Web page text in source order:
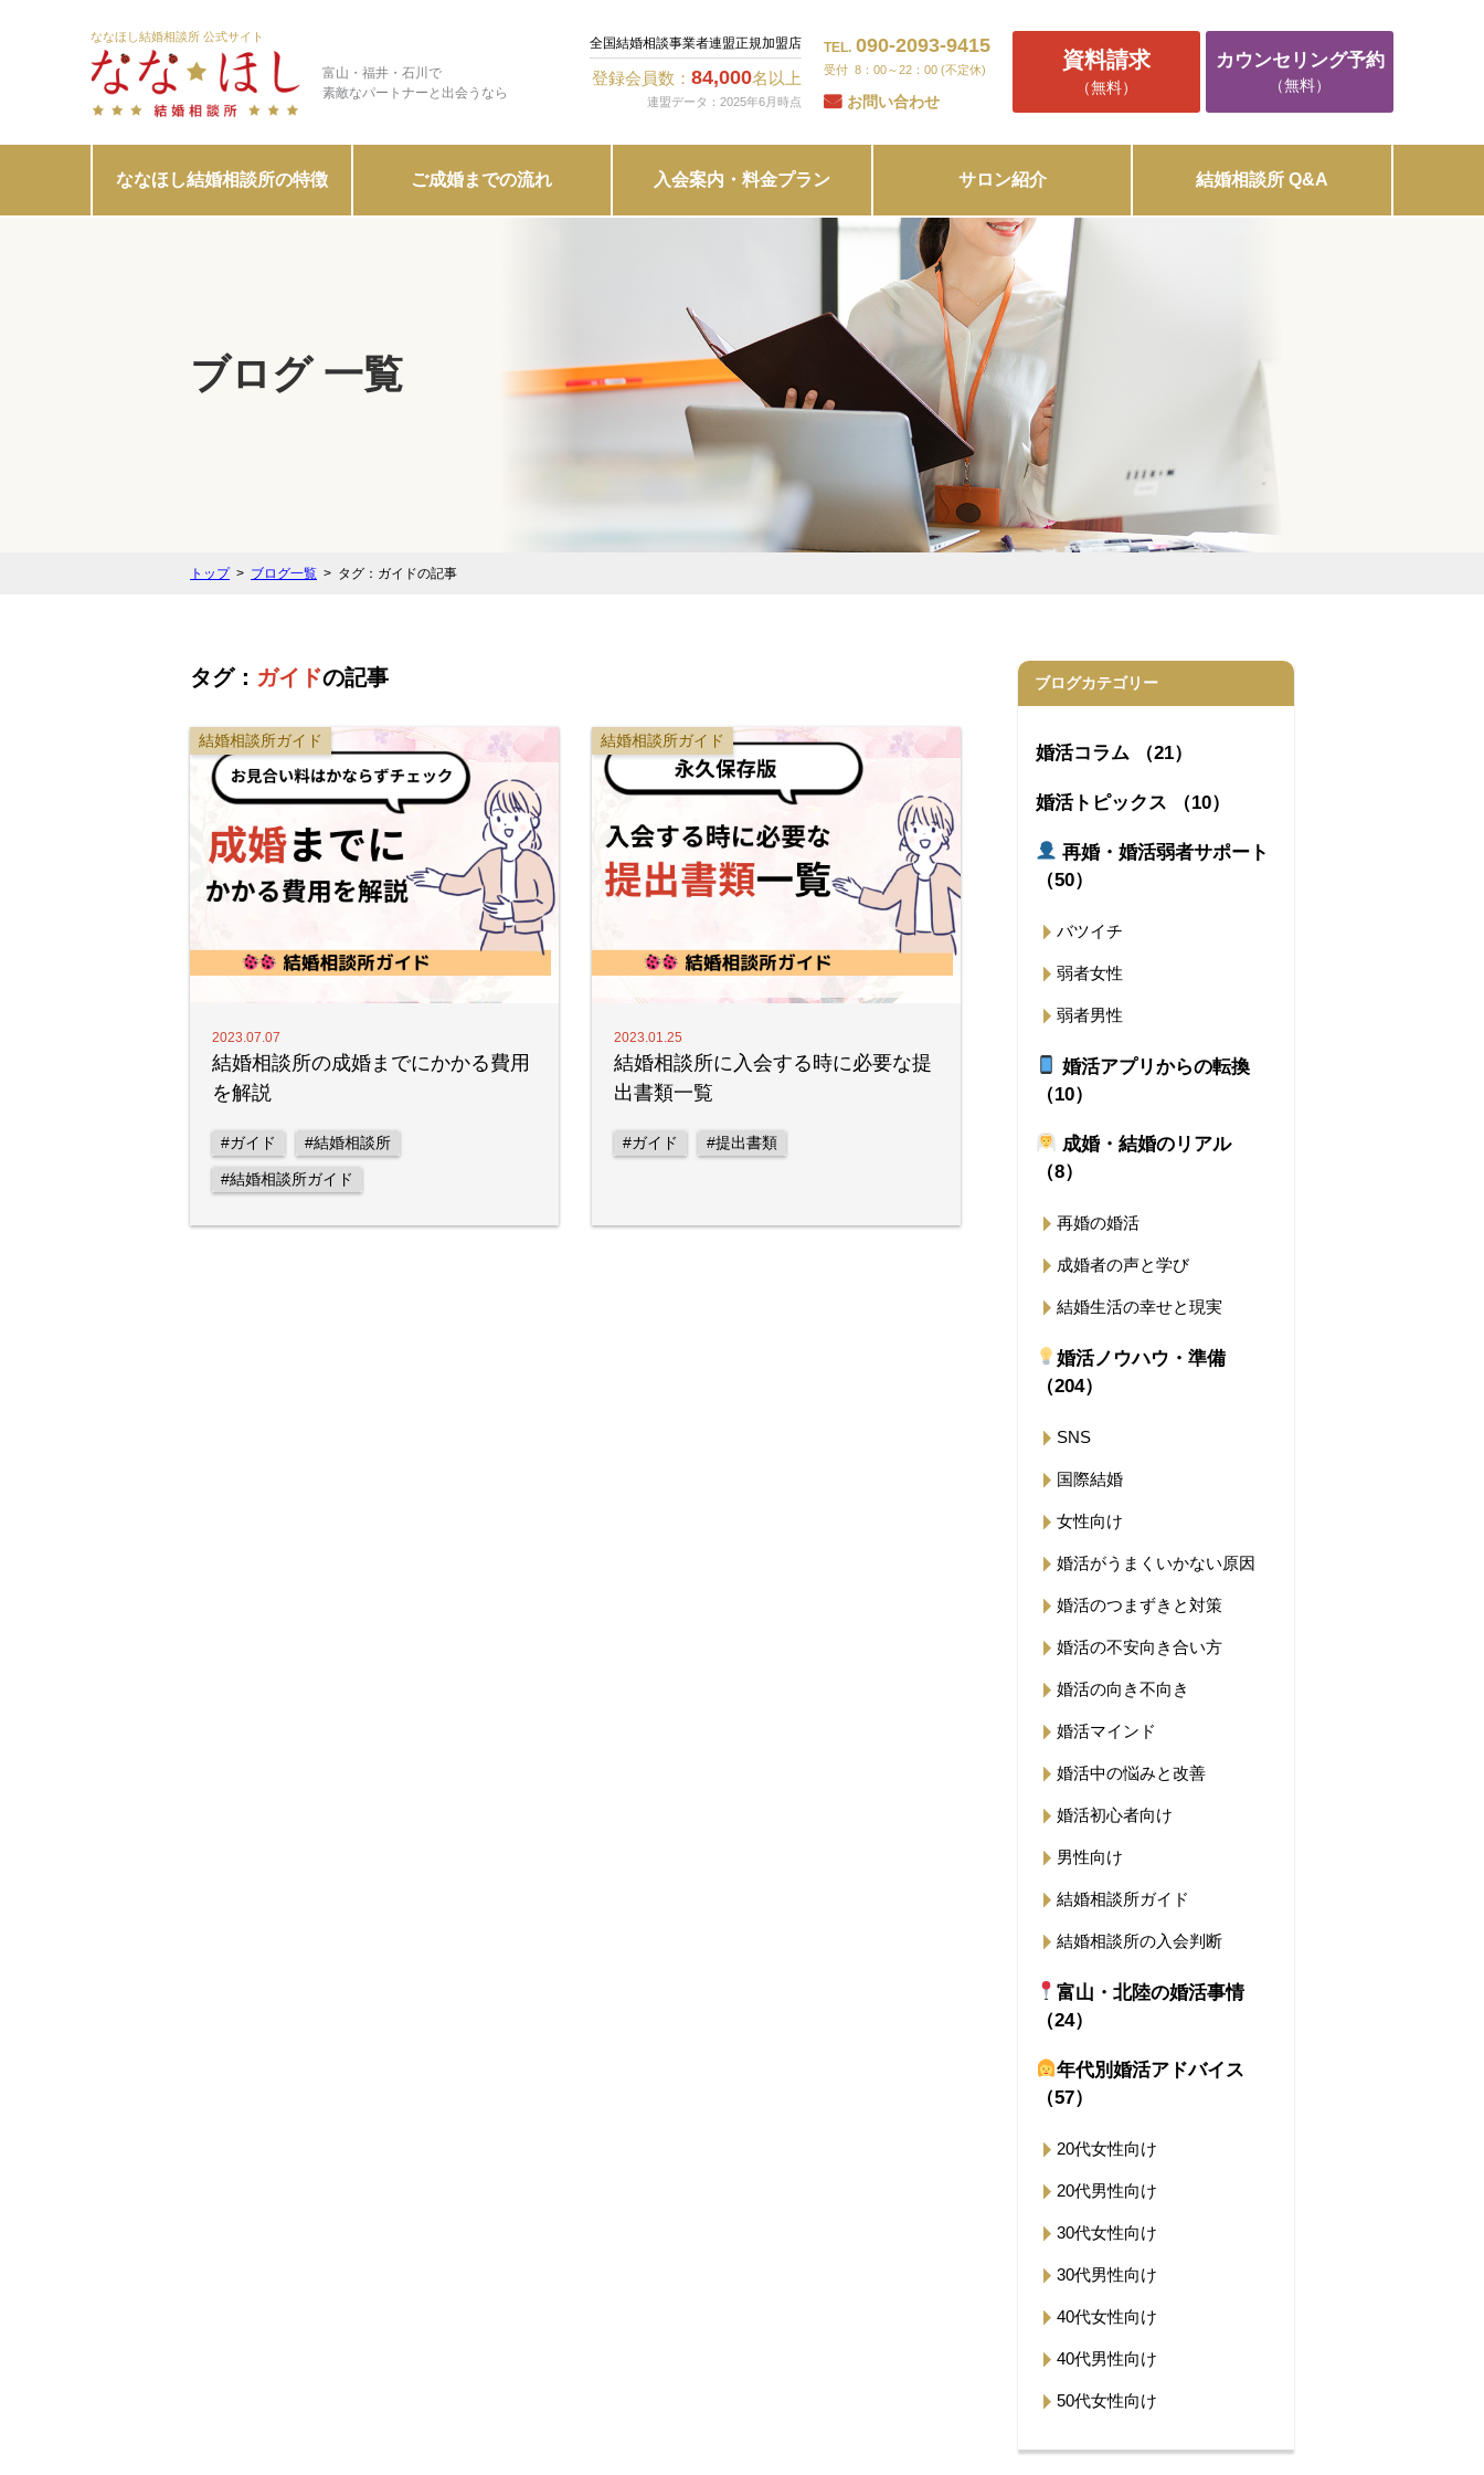
ななほし結婚相談所 公式サイト
富山・福井・石川で
素敵なパートナーと出会うなら
全国結婚相談事業者連盟正規加盟店
登録会員数： 84,000名以上
連盟データ：2025年6月時点
TEL. 090-2093-9415
8：00～22：00 (不定休)
お問い合わせ
資料請求
（無料）
カウンセリング予約
（無料）
ななほし結婚相談所の特徴 ご成婚までの流れ 入会案内・料金プラン サロン紹介 結婚相談所 Q&A
ブログ 一覧
トップ ブログ一覧 タグ：ガイドの記事
タグ： ガイドの記事
2023.07.07
結婚相談所ガイド
結婚相談所の成婚までにかかる費用
を解説
#ガイド #結婚相談所
#結婚相談所ガイド
2023.01.25
結婚相談所ガイド
結婚相談所に入会する時に必要な提
出書類一覧
#ガイド #提出書類
ブログカテゴリー
婚活コラム （21）
婚活トピックス （10）
再婚・婚活弱者サポート
（50）
バツイチ
弱者女性
弱者男性
婚活アプリからの転換
（10）
成婚・結婚のリアル
（8）
再婚の婚活
成婚者の声と学び
結婚生活の幸せと現実
婚活ノウハウ・準備
（204）
SNS
国際結婚
女性向け
婚活がうまくいかない原因
婚活のつまずきと対策
婚活の不安向き合い方
婚活の向き不向き
婚活マインド
婚活中の悩みと改善
婚活初心者向け
男性向け
結婚相談所ガイド
結婚相談所の入会判断
富山・北陸の婚活事情
（24）
年代別婚活アドバイス
（57）
20代女性向け
20代男性向け
30代女性向け
30代男性向け
40代女性向け
40代男性向け
50代女性向け